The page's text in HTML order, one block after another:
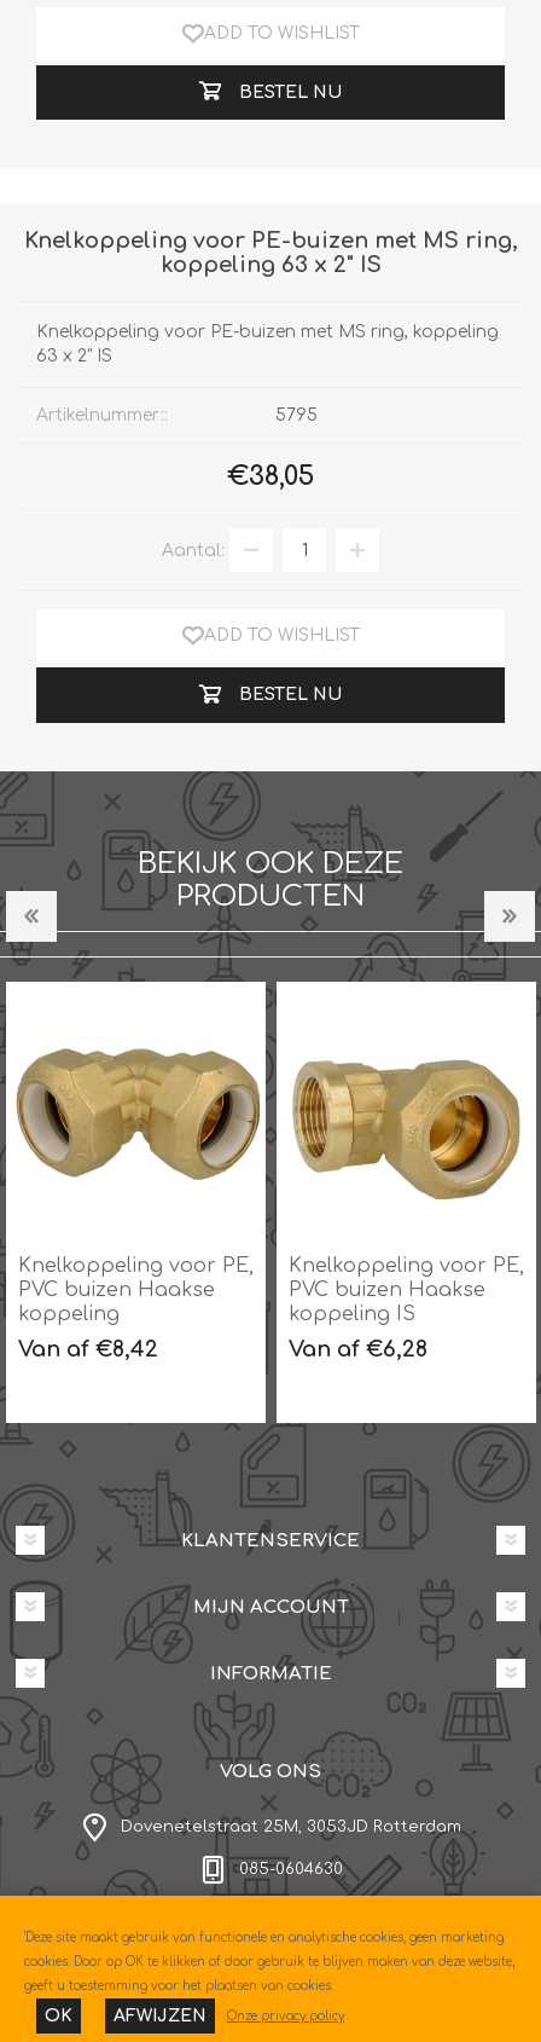
ADD TO WISHLIST
BESTEL NU
Knelkoppeling voor PE-buizen met MS ring,
koppeling 63 x 2" IS
Knelkoppeling voor PE-buizen met MS ring, koppeling
63 x 2" IS
Artikelnummer:: 5795
€38,05
Aantal:
ADD TO WISHLIST
BESTEL NU
BEKIJK OOK DEZE
PRODUCTEN
Knelkoppeling voor PE,
PVC buizen Haakse
koppeling IS
Van af €6,28
Knelkoppeling voor PE,
PVC buizen Haakse
koppeling US
Van af €5,50
KLANTENSERVICE
MIJN ACCOUNT
INFORMATIE
VOLG ONS
Dovenetelstraat 25M, 3053JD Rotterdam
085-0604630
Copyright © 2026 Econo. Alle rechten voorbehouden.
Powered by nopCommerce
Designed by
Nop-Templates.com
'Deze site maakt gebruik van functionele en analytische cookies, geen marketing
cookies. Door op OK te klikken of door gebruik te blijven maken van deze website,
geeft u toestemming voor het plaatsen van cookies.
OK AFWIJZEN Onze privacy policy